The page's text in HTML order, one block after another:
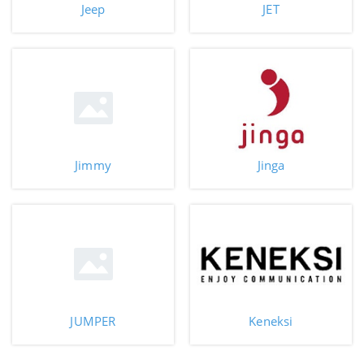
Jeep JET
Jimmy Jinga
JUMPER Keneksi